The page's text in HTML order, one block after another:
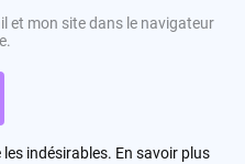
et mon site dans le navigateur
indésirables. En savoir plus